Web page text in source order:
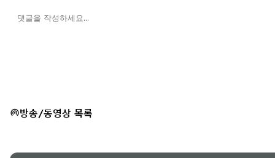
방송/동영상 목록